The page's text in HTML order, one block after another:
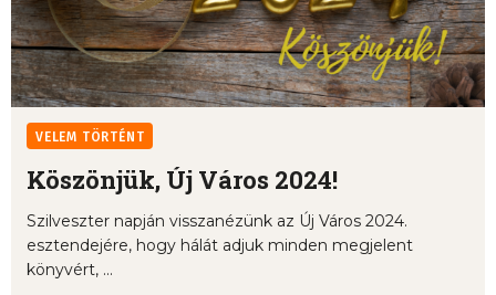
VELEM TÖRTÉNT
Köszönjük, Új Város 2024!
Szilveszter napján visszanézünk az Új Város 2024.
esztendejére, hogy hálát adjuk minden megjelent
könyvért, ...